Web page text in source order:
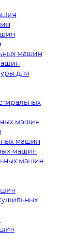
машин
для
машин
машин
машин
машин